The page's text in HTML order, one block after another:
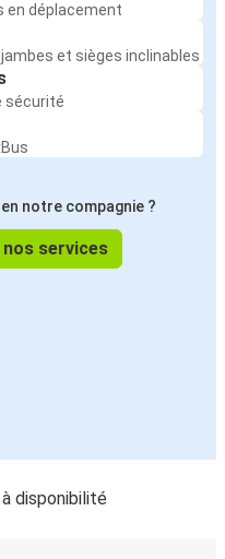
en déplacement
et sièges inclinables
sécurité
notre compagnie ?
nos services
disponibilité